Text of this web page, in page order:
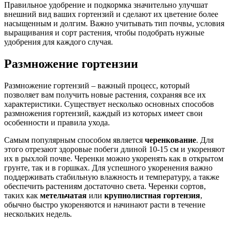
Правильное удобрение и подкормка значительно улучшат
внешний вид ваших гортензий и сделают их цветение более
насыщенным и долгим. Важно учитывать тип почвы, условия
выращивания и сорт растения, чтобы подобрать нужные
удобрения для каждого случая.
Размножение гортензии
Размножение гортензий – важный процесс, который
позволяет вам получить новые растения, сохраняя все их
характеристики. Существует несколько основных способов
размножения гортензий, каждый из которых имеет свои
особенности и правила ухода.
Самым популярным способом является черенкование. Для
этого отрезают здоровые побеги длиной 10-15 см и укореняют
их в рыхлой почве. Черенки можно укоренять как в открытом
грунте, так и в горшках. Для успешного укоренения важно
поддерживать стабильную влажность и температуру, а также
обеспечить растениям достаточно света. Черенки сортов,
таких как метельчатая или крупнолистная гортензия,
обычно быстро укореняются и начинают расти в течение
нескольких недель.